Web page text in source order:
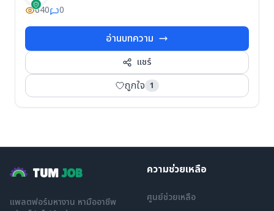
640 0
อ่านบทความ
แชร์
ถูกใจ 1
TUMJOB
แพลตฟอร์มหางาน หามืออาชีพ
ความช่วยเหลือ
ศูนย์ช่วยเหลือ